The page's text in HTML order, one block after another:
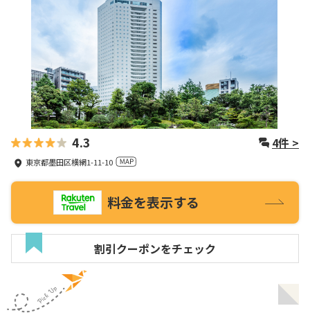
4.3 4件 >
東京都墨田区横網1-11-10
料金を表示する
割引クーポンをチェック